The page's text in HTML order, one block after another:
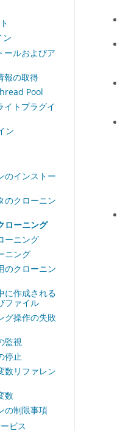
ン
ールおよびア
報の取得
Pool
イトプラグイ
ン
のインストー
のクローニン
ローニング
ーニング
ニング
のクローニン
に作成される
ファイル
グ操作の失敗
監視
停止
数リファレン
数
の制限事項
ビス